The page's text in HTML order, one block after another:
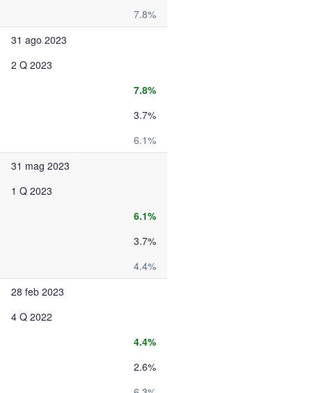
7.8%
31 ago 2023
2 Q 2023
7.8%
3.7%
6.1%
31 mag 2023
1 Q 2023
6.1%
3.7%
4.4%
28 feb 2023
4 Q 2022
4.4%
2.6%